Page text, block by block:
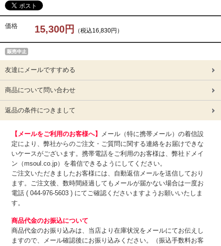
価格 15,300円 （税込16,830円）
友達にメールですすめる
商品について問い合わせ
返品の条件につきまして
【メールをご利用のお客様へ】
メール（特に携帯メール）の着信設
定により、弊社からのご注文・ご質問に関する連絡をお届けできな
いケースがございます。携帯電話をご利用のお客様は、弊社ドメイ
ン（msoul.co.jp）を着信できるようにしてください。
ご注文いただきましたお客様には、自動返信メールを送信しており
ます。ご注文後、数時間経過してもメールが届かない場合は一度お
電話 ( 044-976-5603 ) にてご確認くださいますようお願いいたしま
す。
商品代金のお振込について
商品代金のお振り込みは、 当店より在庫状況をメールにてお伝えし
ますので、メール確認後にお振り込みください。（振込手数料お客